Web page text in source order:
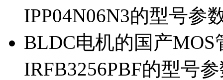
IPP04N06N3的型号参
BLDC电机的国产MOS
IRFB3256PBF的型号